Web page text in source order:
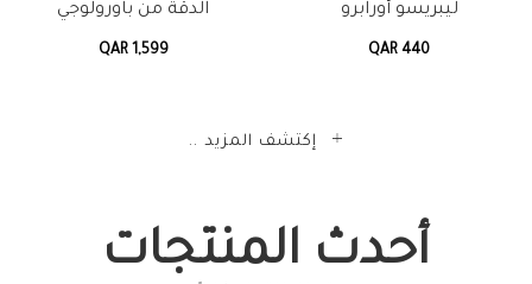
ليبريسو أورابرو
QAR 440
الدقة من باورولوجي
QAR 1,599
إكتشف المزيد ..
أحدث المنتجات